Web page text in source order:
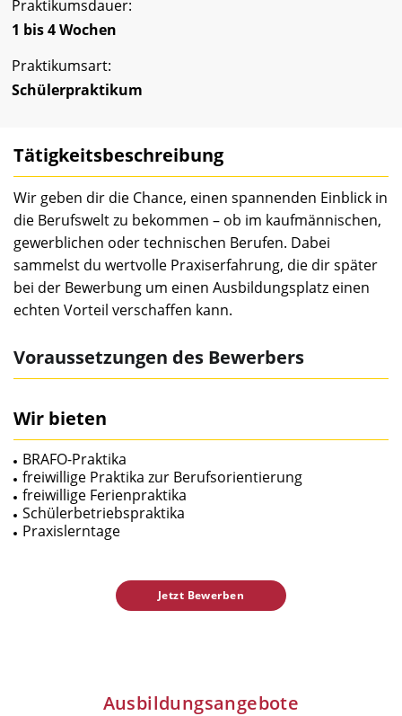
Praktikumsdauer:
1 bis 4 Wochen
Praktikumsart:
Schülerpraktikum
Tätigkeitsbeschreibung
Wir geben dir die Chance, einen spannenden Einblick in
die Berufswelt zu bekommen – ob im kaufmännischen,
gewerblichen oder technischen Berufen. Dabei
sammelst du wertvolle Praxiserfahrung, die dir später
bei der Bewerbung um einen Ausbildungsplatz einen
echten Vorteil verschaffen kann.
Voraussetzungen des Bewerbers
Wir bieten
BRAFO-Praktika
freiwillige Praktika zur Berufsorientierung
freiwillige Ferienpraktika
Schülerbetriebspraktika
Praxislerntage
Jetzt Bewerben
Ausbildungsangebote